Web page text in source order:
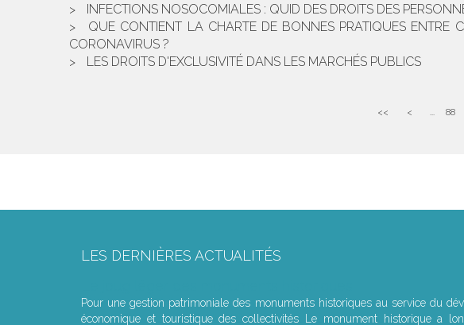
INFECTIONS NOSOCOMIALES : QUID DES DROITS DES
QUE CONTIENT LA CHARTE DE BONNES PRATIQUES ENTRE
CORONAVIRUS ?
LES DROITS D'EXCLUSIVITÉ DANS LES MARCHÉS PUBLICS
<< < ... 88
LES DERNIÈRES ACTUALITÉS
Pour une gestion patrimoniale des monuments historiques au service du
économique et touristique des collectivités Le monument historique a